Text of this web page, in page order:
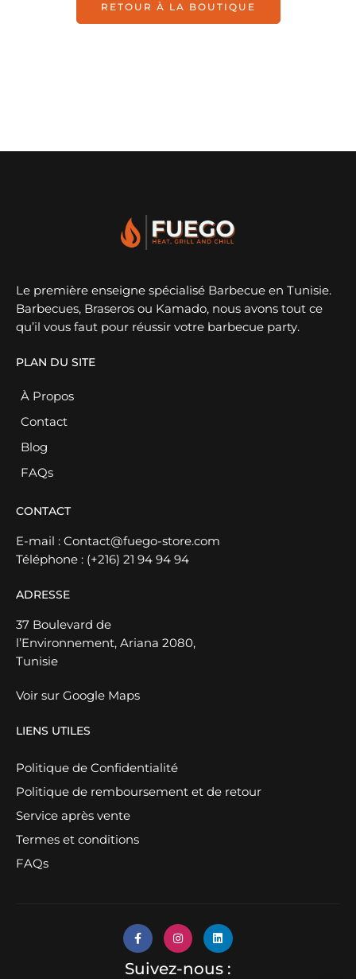
RETOUR À LA BOUTIQUE
Le première enseigne spécialisé Barbecue en Tunisie.
Barbecues, Braseros ou Kamado, nous avons tout ce
qu’il vous faut pour réussir votre barbecue party.
PLAN DU SITE
À Propos
Contact
Blog
FAQs
CONTACT
E-mail : Contact@fuego-store.com
Téléphone : (+216) 21 94 94 94
ADRESSE
37 Boulevard de
l’Environnement, Ariana 2080,
Tunisie
Voir sur Google Maps
LIENS UTILES
Politique de Confidentialité
Politique de remboursement et de retour
Service après vente
Termes et conditions
FAQs
Suivez-nous :